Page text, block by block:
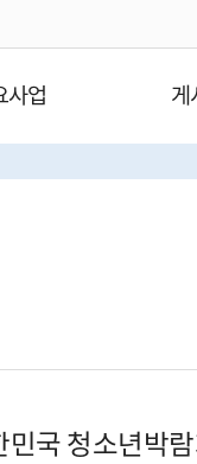
사업 게
국 청소년박